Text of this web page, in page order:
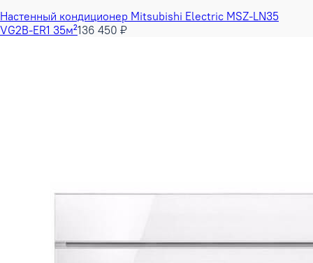
Настенный кондиционер Mitsubishi Electric MSZ-LN35
VG2B-ER1 35м²136 450 ₽